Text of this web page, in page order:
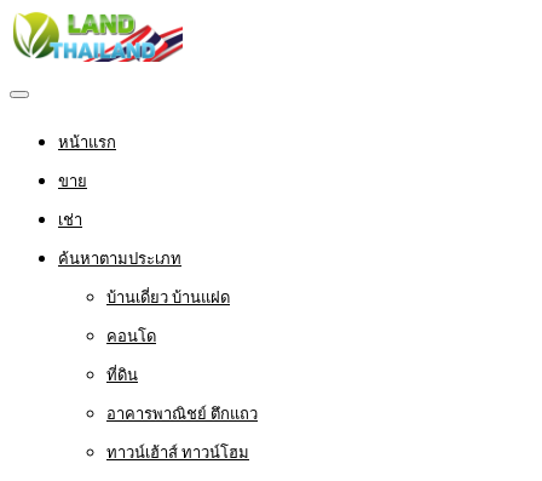
หน้าแรก
ขาย
เช่า
ค้นหาตามประเภท
บ้านเดี่ยว บ้านแฝด
คอนโด
ที่ดิน
อาคารพาณิชย์ ตึกแถว
ทาวน์เฮ้าส์ ทาวน์โฮม